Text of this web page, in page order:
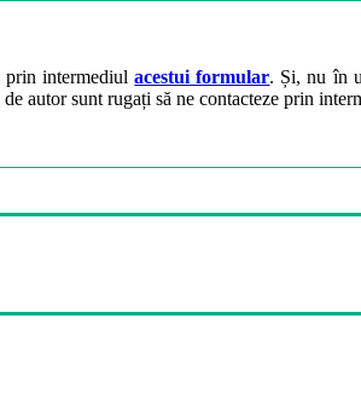
prin intermediulacestui formular. Și, nu în
autor sunt rugați să ne contacteze prin